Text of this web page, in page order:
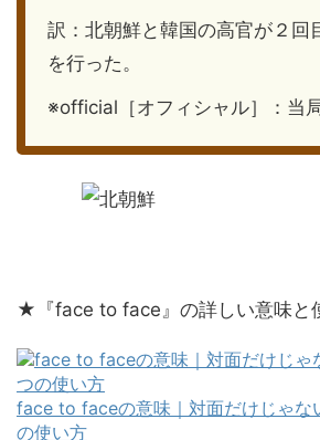
訳：北朝鮮と韓国の高官が２回
を行った。
※official［オフィシャル］：当
★『face to face』の詳しい意味
face to faceの意味｜対面だけじゃな
の使い方